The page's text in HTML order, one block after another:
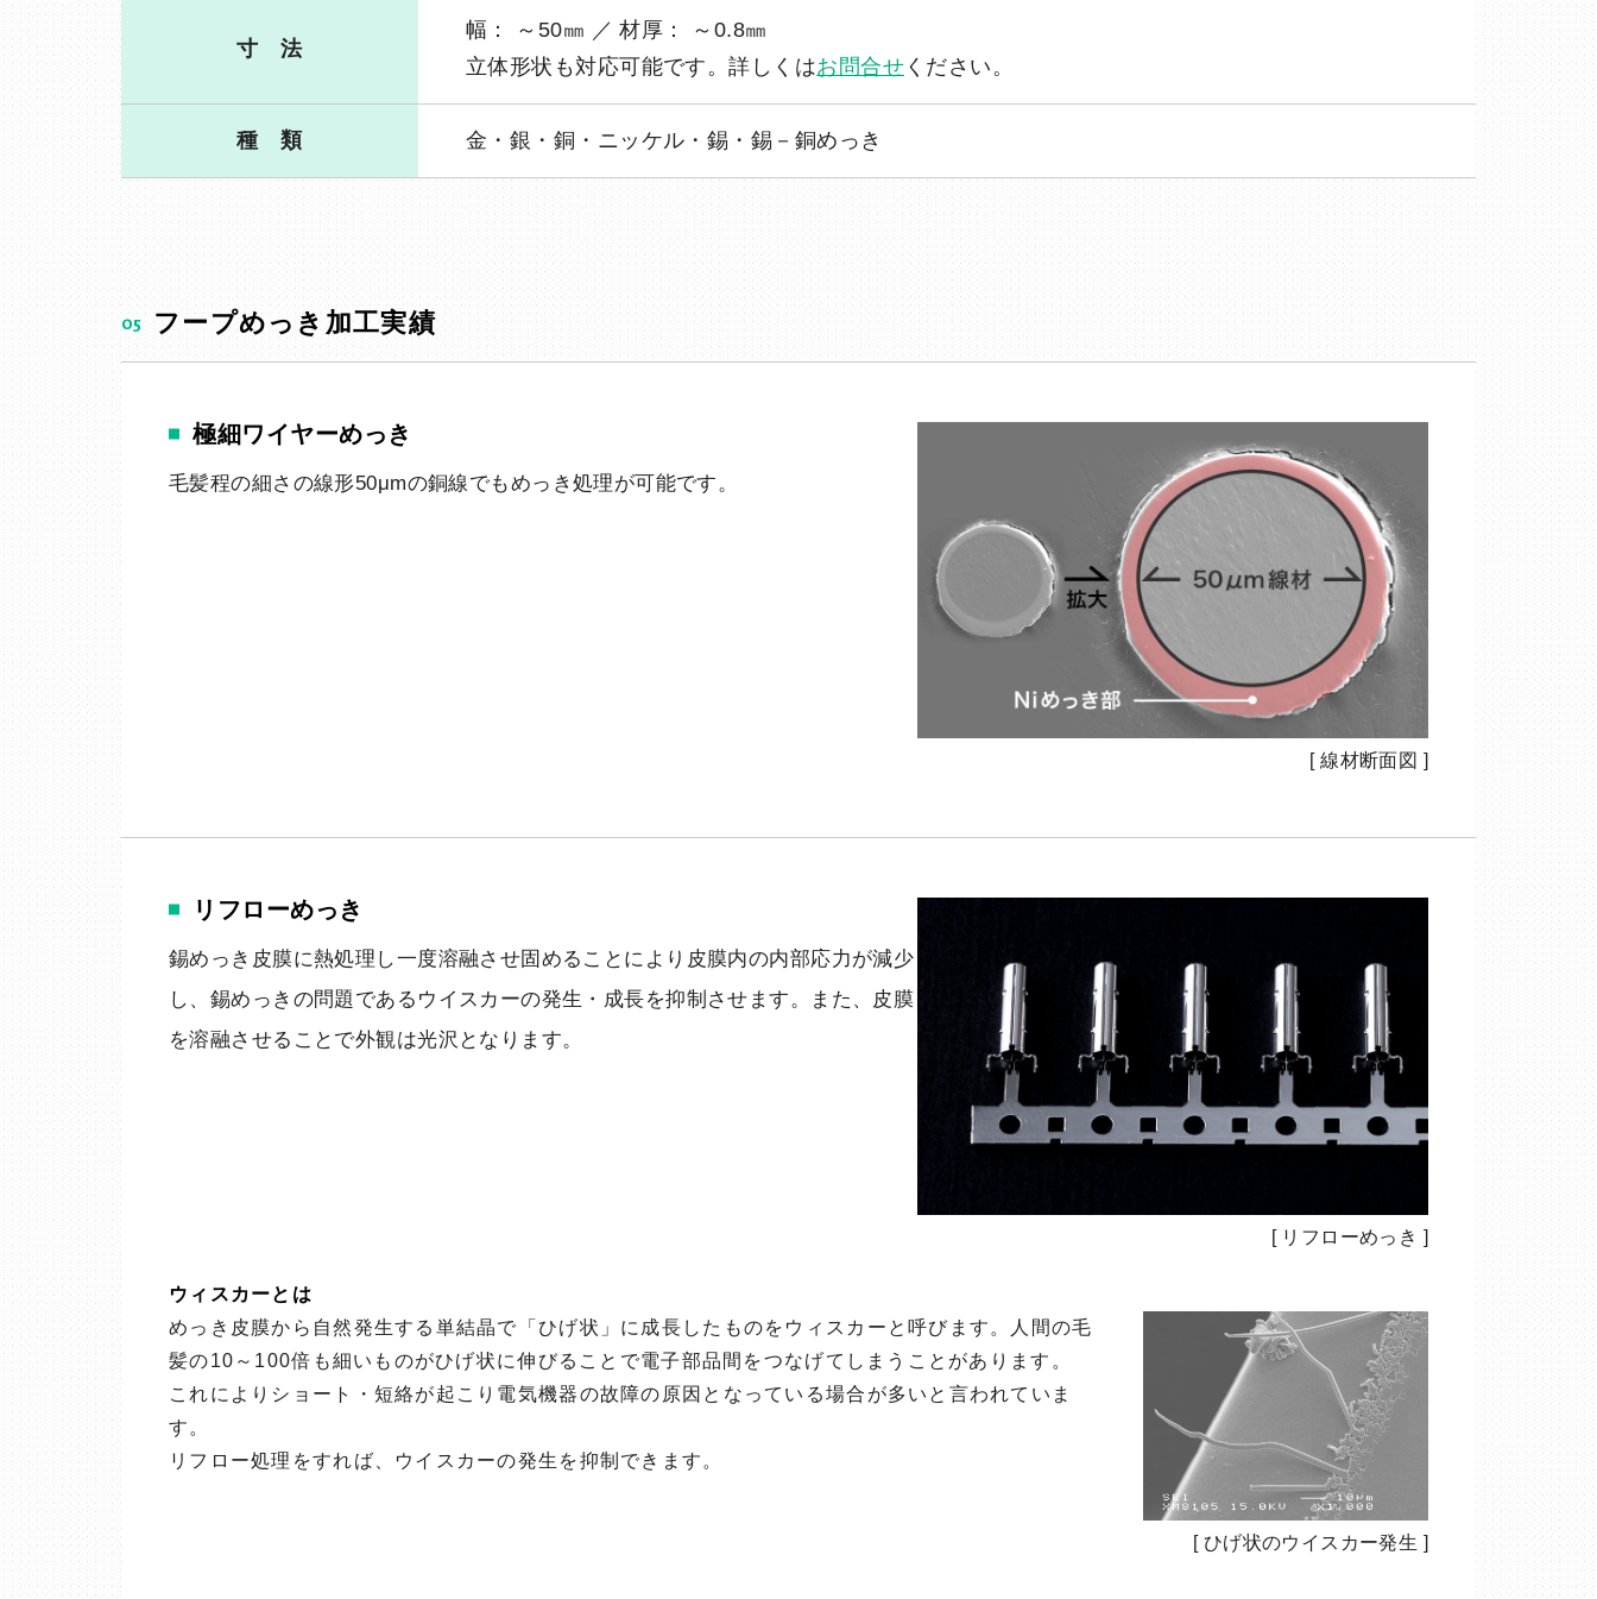
寸 法
幅： ～50㎜ ／ 材厚： ～0.8㎜
立体形状も対応可能です。詳しくはお問合せ ください。
種 類 金・銀・銅・ニッケル・錫・錫－銅めっき
05 フープめっき加工実績
極細ワイヤーめっき
毛髪程の細さの線形50μmの銅線でもめっき処理が可能です。
[ 線材断面図 ]
リフローめっき
錫めっき皮膜に熱処理し一度溶融させ固めることにより皮膜内の内部応力が減少
し、錫めっきの問題であるウイスカーの発生・成長を抑制させます。また、皮膜
を溶融させることで外観は光沢となります。
[ リフローめっき ]
ウィスカーとは
めっき皮膜から自然発生する単結晶で「ひげ状」に成長したものをウィスカーと呼びます。人間の毛
髪の10～100倍も細いものがひげ状に伸びることで電子部品間をつなげてしまうことがあります。
これによりショート・短絡が起こり電気機器の故障の原因となっている場合が多いと言われていま
す。
リフロー処理をすれば、ウイスカーの発生を抑制できます。
[ ひげ状のウイスカー発生 ]